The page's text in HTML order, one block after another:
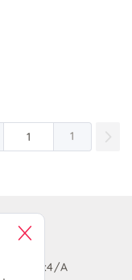
1
No:4/A